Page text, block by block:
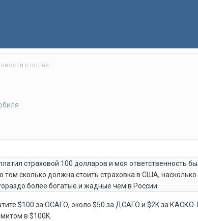
с полей
страховой 100 долларов и моя ответственность
сколько должна стоить страховка в США,
более богатые и жадные чем в России.
$100 за ОСАГО, около $50 за ДСАГО и $2K за
в $100K.